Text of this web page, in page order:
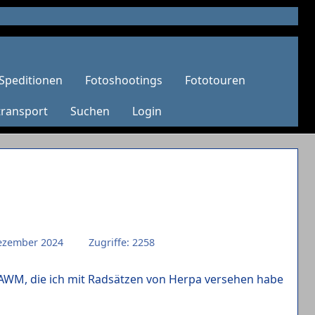
Fotoshootings
Fototouren
Suchen Login
2024 Zugriffe: 2258
die ich mit Radsätzen von Herpa versehen habe